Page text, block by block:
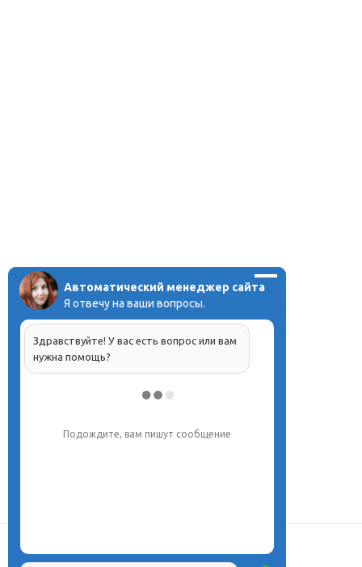
Проекты
Автоматический менеджер сайта
Я отвечу на ваши вопросы.
Здравствуйте! У вас есть вопрос или вам
нужна помощь?
Подождите, вам пишут сообщение